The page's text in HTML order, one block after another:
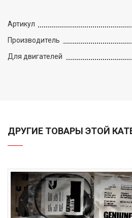
Артикул
Производитель
Для двигателей
ДРУГИЕ ТОВАРЫ ЭТОЙ